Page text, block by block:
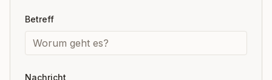
Betreff
Nachricht